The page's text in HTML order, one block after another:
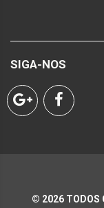
SIGA-NOS
© 2026 TODOS